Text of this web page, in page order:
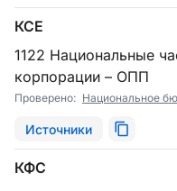
КСЕ
1122 Национальные частные нефинансовые
корпорации – ОПП
Проверено: Национальное
Источники
КФС